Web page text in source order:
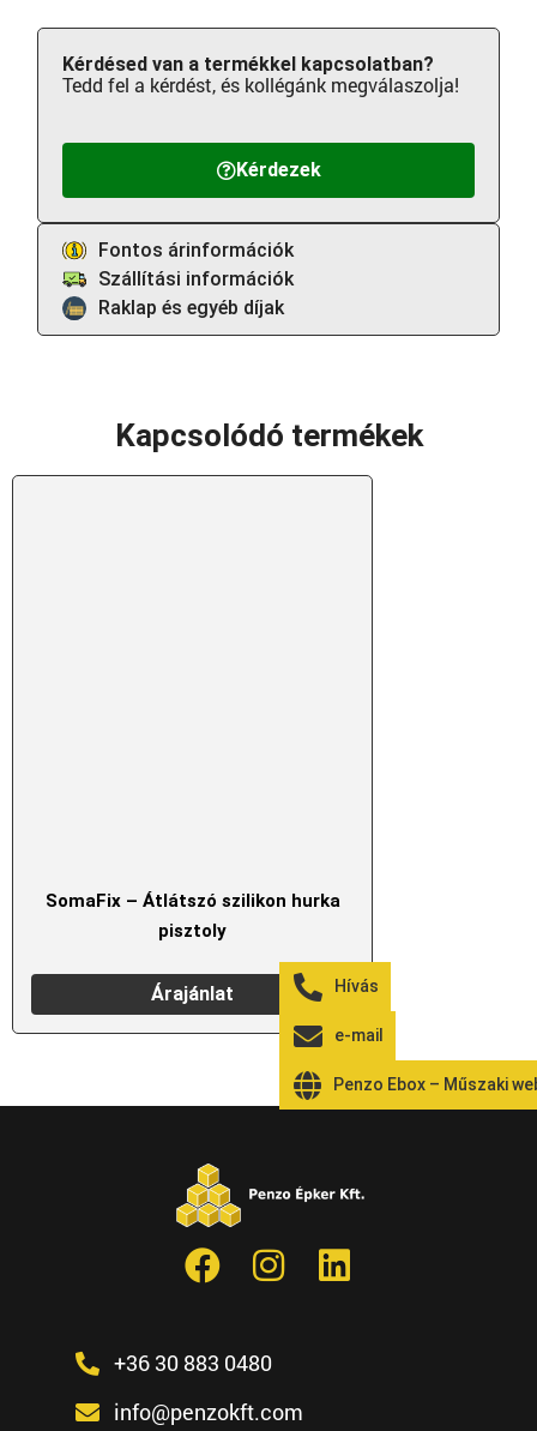
Kérdezek
Kérdésed van a termékkel kapcsolatban?
Tedd fel a kérdést, és kollégánk megválaszolja!
Fontos árinformációk
Szállítási információk
Raklap és egyéb díjak
Kapcsolódó termékek
SomaFix – Átlátszó szilikon hurka
pisztoly
Árajánlat
+36 30 883 0480
info@penzokft.com
Hívás
e-mail
Penzo Ebox – Műszaki